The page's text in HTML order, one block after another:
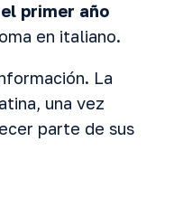
primer año
en italiano.
La
una vez
parte de sus